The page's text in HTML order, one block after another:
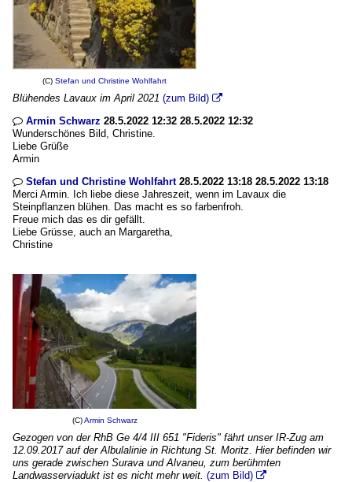
(C) Stefan und Christine Wohlfahrt
Blühendes Lavaux im April 2021 (zum Bild) 
 Armin Schwarz 28.5.2022 12:32 28.5.2022 12:32
Wunderschönes Bild, Christine.
Liebe Grüße
Armin
 Stefan und Christine Wohlfahrt28.5.2022 13:18 28.5.2022 13:18
Merci Armin. Ich liebe diese Jahreszeit, wenn im Lavaux die
Steinpflanzen blühen. Das macht es so farbenfroh.
Freue mich das es dir gefällt.
Liebe Grüsse, auch an Margaretha,
Christine
(C)Armin Schwarz
Gezogen von der RhB Ge 4/4 III 651 "Fideris" fährt unser IR-Zug am
12.09.2017 auf der Albulalinie in Richtung St. Moritz. Hier befinden wir
uns gerade zwischen Surava und Alvaneu, zum berühmten
Landwasserviadukt ist es nicht mehr weit. (zum Bild) 